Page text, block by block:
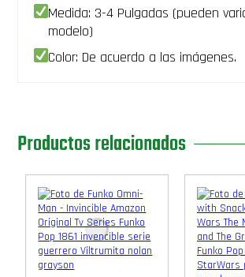
Medida: 3-4 Pulgadas (pueden
modelo)
Color: De acuerdo a las imágenes.
Productos relacionados